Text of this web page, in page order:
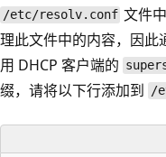
/etc/resolv.conf 文件
理此文件中的内容，因此
用 DHCP 客户端的
缀，请将以下行添加到 /